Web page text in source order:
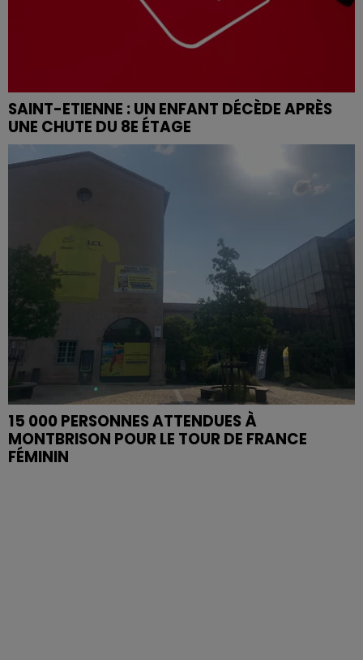
SAINT-ETIENNE : UN ENFANT DÉCÈDE APRÈS
UNE CHUTE DU 8E ÉTAGE
15 000 PERSONNES ATTENDUES À
MONTBRISON POUR LE TOUR DE FRANCE
FÉMININ